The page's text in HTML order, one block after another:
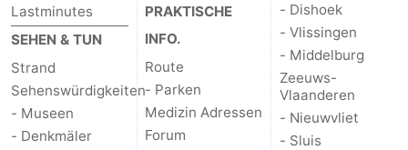
Lastminutes
SEHEN & TUN
Strand
Sehenswürdigkeiten
- Museen
- Denkmäler
PRAKTISCHE
INFO.
Route
- Parken
Medizin Adressen
Forum
- Dishoek
- Vlissingen
- Middelburg
Zeeuws-
Vlaanderen
- Nieuwvliet
- Sluis